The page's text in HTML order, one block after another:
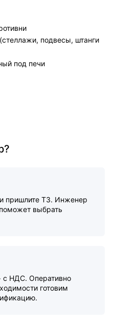
подвесы, штанги
под печи
пришлите ТЗ. Инженер
выбрать
с НДС. Оперативно
готовим